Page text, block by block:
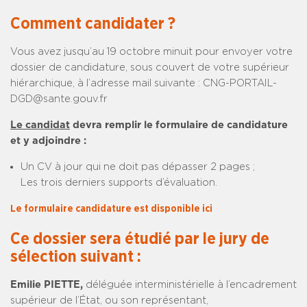
Comment candidater ?
Vous avez jusqu’au 19 octobre minuit pour envoyer votre
dossier de candidature, sous couvert de votre supérieur
hiérarchique, à l’adresse mail suivante : CNG-PORTAIL-
DGD@sante.gouv.fr
Le candidat devra remplir le formulaire de candidature
et y adjoindre :
Un CV à jour qui ne doit pas dépasser 2 pages ;
Les trois derniers supports d’évaluation.
Le formulaire candidature est disponible ici
Ce dossier sera étudié par le jury de
sélection suivant :
Emilie PIETTE, déléguée interministérielle à l’encadrement
supérieur de l’État, ou son représentant,